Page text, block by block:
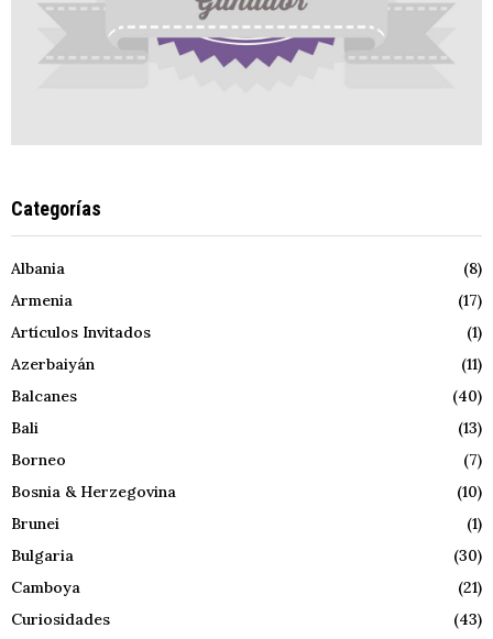
Categorías
Albania
(8)
Armenia
(17)
Artículos Invitados
(1)
Azerbaiyán
(11)
Balcanes
(40)
Bali
(13)
Borneo
(7)
Bosnia & Herzegovina
(10)
Brunei
(1)
Bulgaria
(30)
Camboya
(21)
Curiosidades
(43)